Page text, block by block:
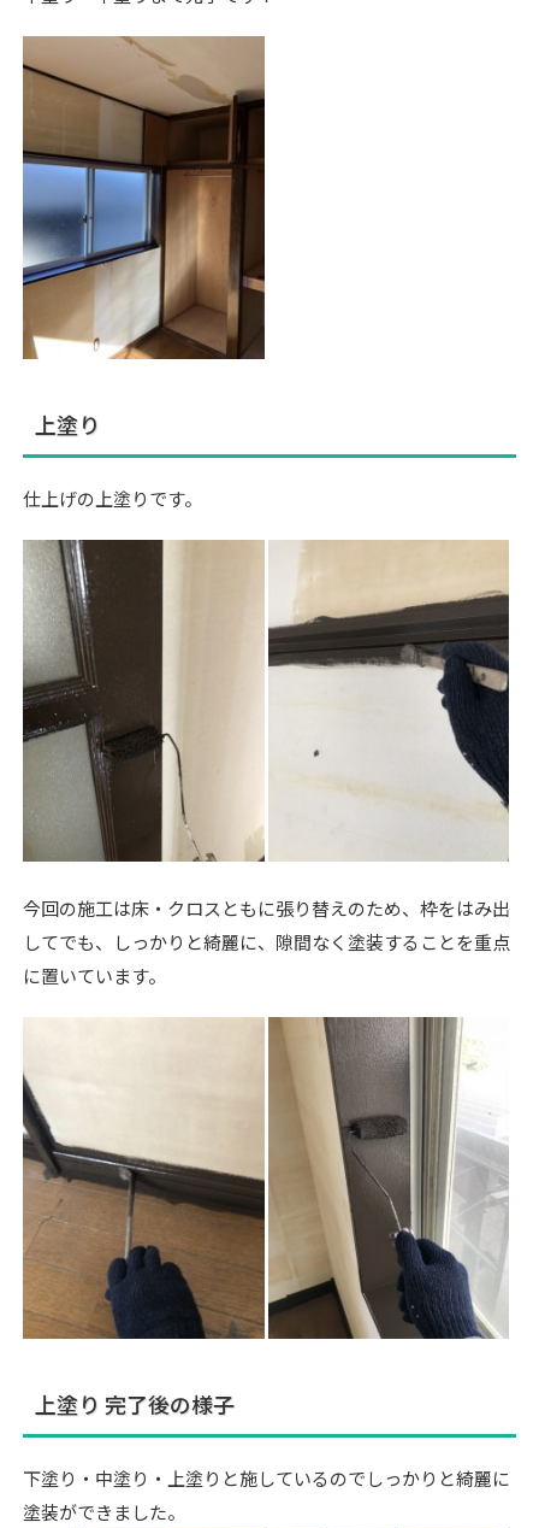
上塗り
仕上げの上塗りです。
今回の施工は床・クロスともに張り替えのため、枠をはみ出
してでも、しっかりと綺麗に、隙間なく塗装することを重点
に置いています。
上塗り 完了後の様子
下塗り・中塗り・上塗りと施しているのでしっかりと綺麗に
塗装ができました。